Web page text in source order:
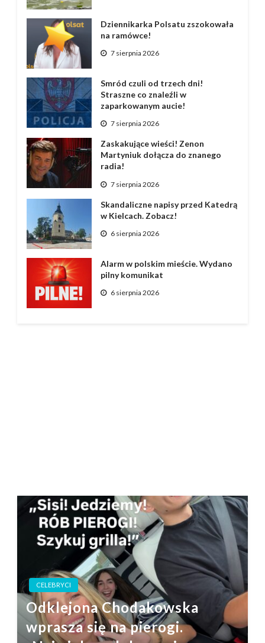
Dziennikarka Polsatu zszokowała
na ramówce!
7 sierpnia 2026
Smród czuli od trzech dni!
Straszne co znaleźli w
zaparkowanym aucie!
7 sierpnia 2026
Zaskakujące wieści! Zenon
Martyniuk dołącza do znanego
radia!
7 sierpnia 2026
Skandaliczne napisy przed Katedrą
w Kielcach. Zobacz!
6 sierpnia 2026
Alarm w polskim mieście. Wydano
pilny komunikat
6 sierpnia 2026
CELEBRYCI
Odklejona Chodakowska
wprasza się na pierogi.